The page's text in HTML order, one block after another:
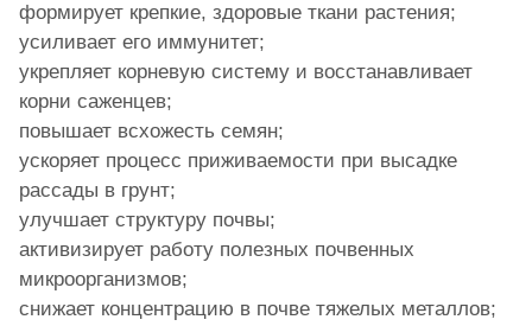
формирует крепкие, здоровые ткани растения;
усиливает его иммунитет;
укрепляет корневую систему и восстанавливает
корни саженцев;
повышает всхожесть семян;
ускоряет процесс приживаемости при высадке
рассады в грунт;
улучшает структуру почвы;
активизирует работу полезных почвенных
микроорганизмов;
снижает концентрацию в почве тяжелых металлов;